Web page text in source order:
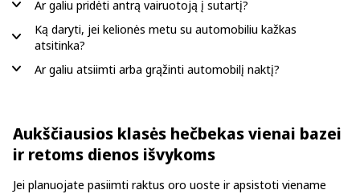
Ar galiu pridėti antrą vairuotoją į sutartį?
Ką daryti, jei kelionės metu su automobiliu kažkas
atsitinka?
Ar galiu atsiimti arba grąžinti automobilį naktį?
Aukščiausios klasės hečbekas vienai bazei
ir retoms dienos išvykoms
Jei planuojate pasiimti raktus oro uoste ir apsistoti viename